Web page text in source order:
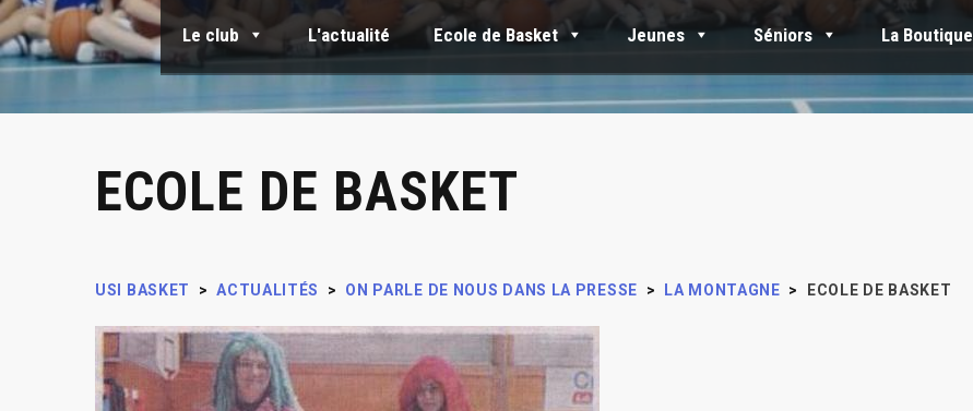
Le club L'actualité Ecole de Basket Jeunes Séniors La Boutique
ECOLE DE BASKET
USI BASKET > ACTUALITÉS > ON PARLE DE NOUS DANS LA PRESSE > LA MONTAGNE > ECOLE DE BASKET